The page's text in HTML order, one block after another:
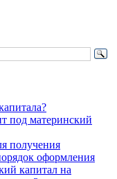
под материнский
получения
оформления
капитал на